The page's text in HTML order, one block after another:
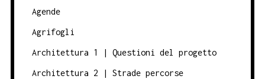
Agende
Agrifogli
Architettura 1 | Questioni del progetto
Architettura 2 | Strade percorse